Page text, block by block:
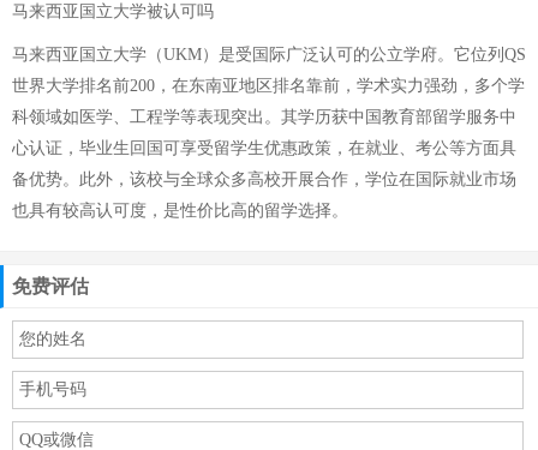
马来西亚国立大学被认可吗
马来西亚国立大学（UKM）是受国际广泛认可的公立学府。它位列QS
世界大学排名前200，在东南亚地区排名靠前，学术实力强劲，多个学
科领域如医学、工程学等表现突出。其学历获中国教育部留学服务中
心认证，毕业生回国可享受留学生优惠政策，在就业、考公等方面具
备优势。此外，该校与全球众多高校开展合作，学位在国际就业市场
也具有较高认可度，是性价比高的留学选择。
免费评估